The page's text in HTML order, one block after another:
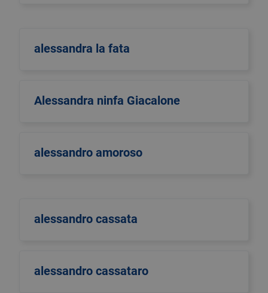
alessandra la fata
Alessandra ninfa Giacalone
alessandro amoroso
alessandro cassata
alessandro cassataro